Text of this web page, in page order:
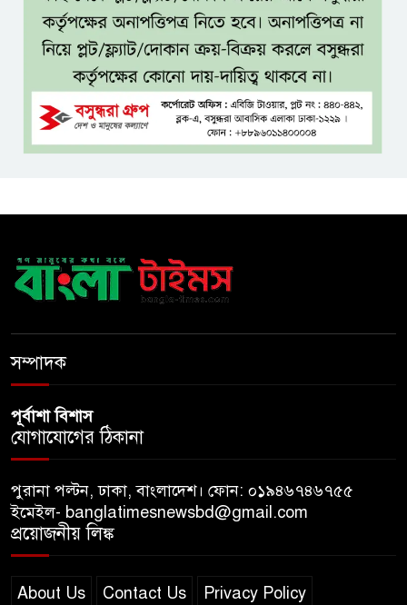
জামিনে থাকা অবস্থায় নির্বাচনী জয়,
রুখসার আহমেদকে ঘিরে বিতর্ক
টাঙ্গাইলে বাতিঘর আদর্শ পাঠাগারের
ফ্রি ব্লাড গ্রুপিং ক্যাম্পেইন
কফি চেইন ‘ক্যাফে আমাজন’
আ ‘লীগের রাজনৈতিক মৃত্যু হয়েছে
ঢাকায়, দাফন হয়েছে দিল্লিতে:
সম্পাদক
পূর্বাশা বিশাস
যোগাযোগের ঠিকানা
পুরানা পল্টন, ঢাকা, বাংলাদেশ। ফোন: ০১৯৪৬৭৪৬৭৫৫
ইমেইল- banglatimesnewsbd@gmail.com
প্রয়োজনীয় লিঙ্ক
About Us Contact Us Privacy Policy